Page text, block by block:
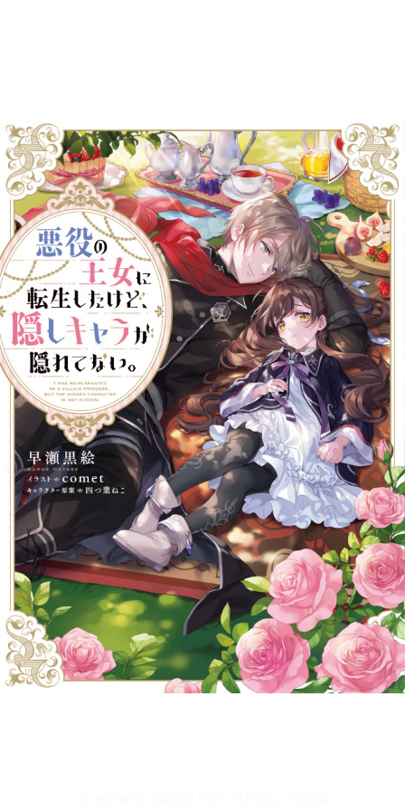
目次
目次を一覧で表示します。
本文検索
本文内から文字を検索します。
自動ページ送り
一定時間経つ毎に自動でページを送ります。
リーダー設定
文字サイズ、エフェクトの変更などを行います。